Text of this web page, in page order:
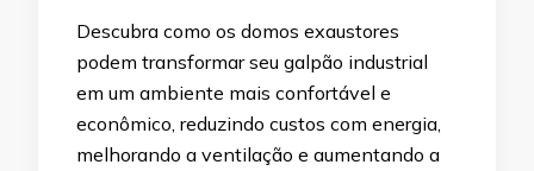
Descubra como os domos exaustores
podem transformar seu galpão industrial
em um ambiente mais confortável e
econômico, reduzindo custos com energia,
melhorando a ventilação e aumentando a